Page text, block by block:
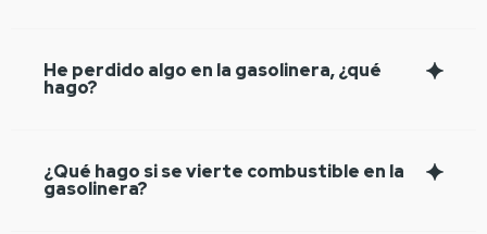
He perdido algo en la gasolinera, ¿qué
hago?
¿Qué hago si se vierte combustible en la
gasolinera?